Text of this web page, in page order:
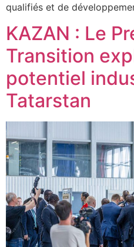
qualifiés et de
KAZAN : Le
Transition
potentiel
Tatarstan